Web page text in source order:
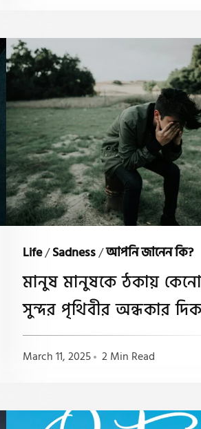
Life/Sadness/আপনি জানেন কি?
মানুষ মানুষকে ঠকায়
সুন্দর পৃথিবীর অন্ধকার
March 11, 2025 2 Min Read